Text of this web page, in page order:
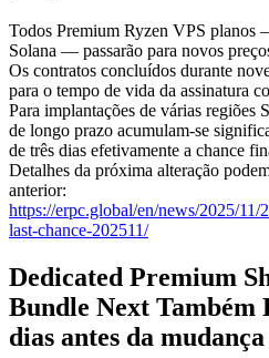
Todos Premium Ryzen VPS planos
Solana — passarão para novos
Os contratos concluídos durante
para o tempo de vida da assinatura
Para implantações de várias regiões
de longo prazo acumulam-se
de três dias efetivamente a chance
Detalhes da próxima alteração
anterior:
https://erpc.global/en/news/2025/
last-chance-202511/
Dedicated Premium
Bundle Next Também
dias antes da